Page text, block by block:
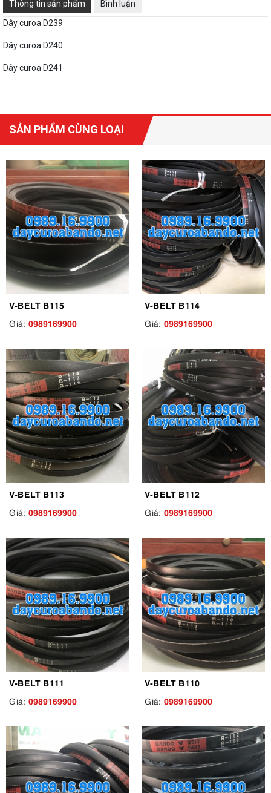
Thông tin sản phẩm
Bình luận
Dây curoa D239
Dây curoa D240
Dây curoa D241
SẢN PHẨM CÙNG LOẠI
V-BELT B115
Giá: 0989169900
V-BELT B114
Giá: 0989169900
V-BELT B113
Giá: 0989169900
V-BELT B112
Giá: 0989169900
V-BELT B111
Giá: 0989169900
V-BELT B110
Giá: 0989169900